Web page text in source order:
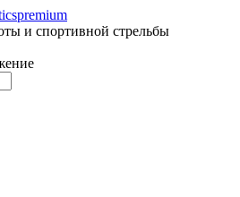
и спортивной стрельбы